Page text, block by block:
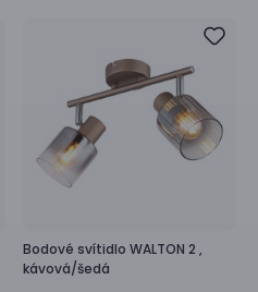
Bodové svítidlo WALTON 2 ,
kávová/šedá